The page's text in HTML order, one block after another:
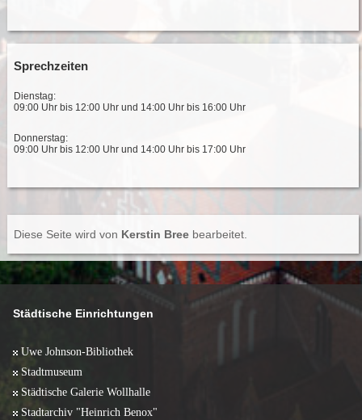
Sprechzeiten
Dienstag:
09:00 Uhr bis 12:00 Uhr und 14:00 Uhr bis 16:00 Uhr
Donnerstag:
09:00 Uhr bis 12:00 Uhr und 14:00 Uhr bis 17:00 Uhr
Diese Seite wird von Kerstin Breebearbeitet.
Städtische Einrichtungen
Uwe Johnson-Bibliothek
Stadtmuseum
Städtische Galerie Wollhalle
Stadtarchiv "Heinrich Benox"